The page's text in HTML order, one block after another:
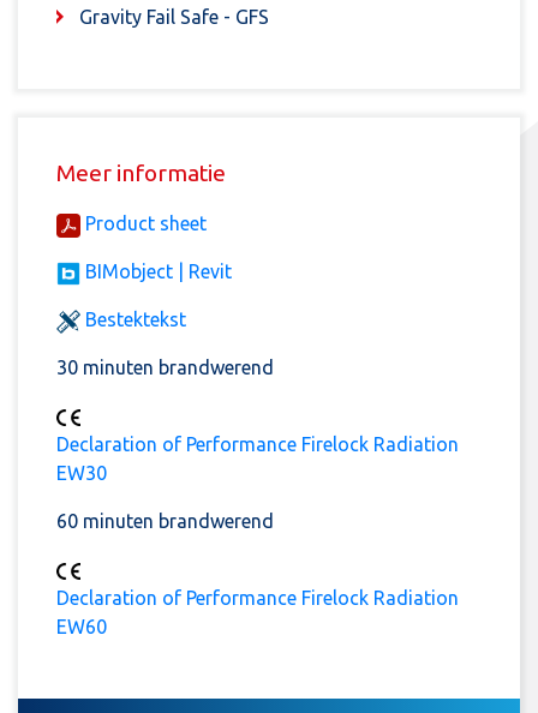
Gravity Fail Safe - GFS
Meer informatie
Product sheet
BIMobject | Revit
Bestektekst
30 minuten brandwerend
Declaration of Performance Firelock Radiation
EW30
60 minuten brandwerend
Declaration of Performance Firelock Radiation
EW60